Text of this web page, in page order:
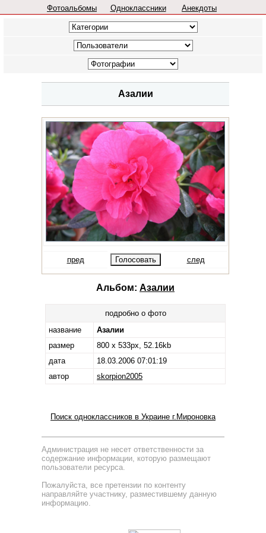
Фотоальбомы Одноклассники Анекдоты
Азалии
пред след
Альбом: Азалии
подробно о фото
название
Азалии
размер
800 x 533px, 52.16kb
дата
18.03.2006 07:01:19
автор
skorpion2005
Поиск одноклассников в Украине г.Мироновка
Администрация не несет ответственности за
содержание информации, которую размещают
пользователи ресурса.
Пожалуйста, все претензии по контенту
направляйте участнику, разместившему данную
информацию.